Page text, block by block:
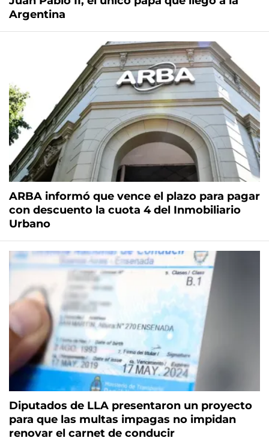
Argentina
ARBA informó que vence el plazo para pagar
con descuento la cuota 4 del Inmobiliario
Urbano
Diputados de LLA presentaron un proyecto
para que las multas impagas no impidan
renovar el carnet de conducir